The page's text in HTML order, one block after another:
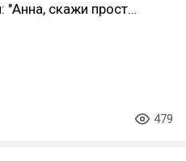
"Анна, скажи прост…
479